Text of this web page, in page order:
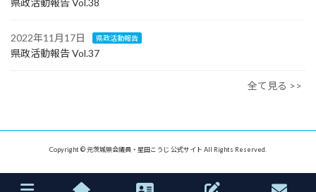
県政活動報告 Vol.38
2022年11月17日 県政活動報告
県政活動報告 Vol.37
全て見る >>
Copyright © 元茨城県会議員・星田こうじ 公式サイト All Rights Reserved.